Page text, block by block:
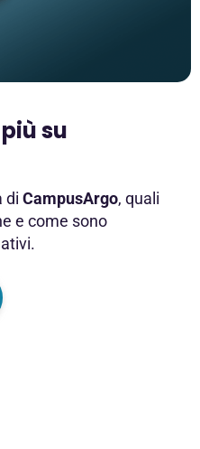
su
di CampusArgo, quali
e come sono